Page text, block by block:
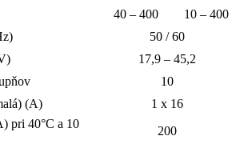
40 – 400
10 – 400
50 / 60
17,9 – 45,2
10
(A)
1 x 16
pri 40°C a 10
200